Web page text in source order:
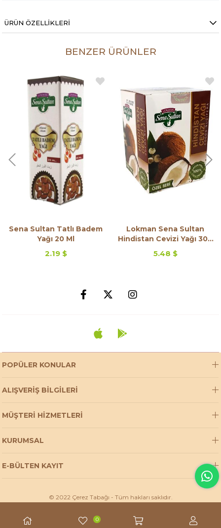
ÜRÜN ÖZELLIKLERI
BENZER ÜRÜNLER
Sena Sultan Tatlı Badem
Yağı 20 Ml
2.19 $
Lokman Sena Sultan
Hindistan Cevizi Yağı 300
5.48 $
POPÜLER KONULAR
ALIŞVERİŞ BİLGİLERİ
MÜŞTERİ HİZMETLERİ
KURUMSAL
E-BÜLTEN KAYIT
© 2022 Çerez Tabağı - Tüm hakları saklıdır.
0